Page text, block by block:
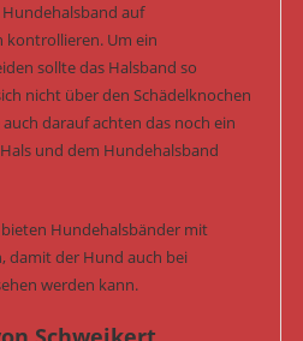
auf
kontrollieren. Um ein
sollte das Halsband so
nicht über den Schädelknochen
darauf achten das noch ein
und dem Hundehalsband
Hundehalsbänder mit
damit der Hund auch bei
werden kann.